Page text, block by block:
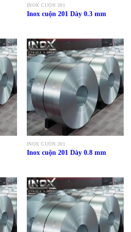
INOX CUỘN 201
Inox cuộn 201 Dày 0.3 mm
INOX CUỘN 201
Inox cuộn 201 Dày 0.8 mm